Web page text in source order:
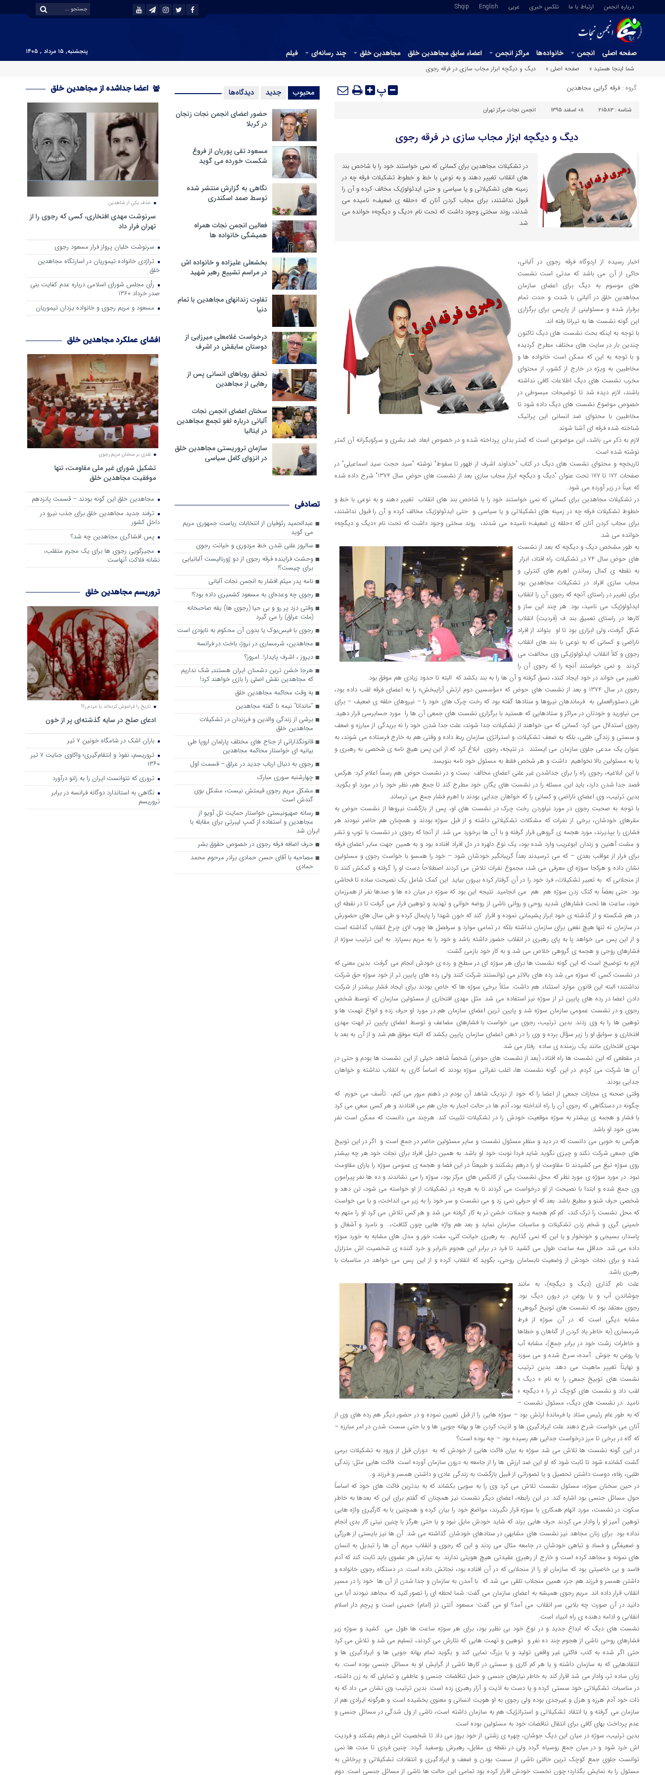
درباره انجمن ارتباط با ما تلکس خبری عربي English
Shqip
صفحه اصلی انجمن خانواده‌ها مراکز انجمن اعضاء سابق مجاهدین خلق مجاهدین خلق چند رسانه‌ای فیلم
پنجشنبه, ۱۵ مرداد , ۱۴۰۵
شما اینجا هستید »
صفحه اصلی » دیگ و دیگچه ابزار مجاب سازی در فرقه رجوی
گروه : فرقه گرایی مجاهدین پ
شناسه : 21583 08 اسفند 1395 انجمن نجات مرکز تهران
دیگ و دیگچه ابزار مجاب سازی در فرقه رجوی
در تشکیلات مجاهدین برای کسانی که نمی خواستند خود را با شاخص بند
های انقلاب تغییر دهند و به نوعی با خط و خطوط تشکیلات فرقه چه در
زمینه های تشکیلاتی و یا سیاسی و حتی ایدئولوژیک مخالف کرده و آن را
قبول نداشتند، برای مجاب کردن آنان که «حلقه ی ضعیف» نامیده می
شدند، روند سختی وجود داشت که تحت نام «دیگ و دیگچه» خوانده می
شد.
اخبار رسیده از اردوگاه فرقه رجوی در آلبانی،
حاکی از آن می باشد که مدتی است نشست
های موسوم به دیگ برای اعضای سازمان
مجاهدین خلق در آلبانی با شدت و حدت تمام
برقرار شده و مسئولینی از پاریس برای برگزاری
این گونه نشست ها به تیرانا رفته اند.
با توجه به اینکه بحث نشست های دیگ تاکنون
چندین بار در سایت های مختلف مطرح گردیده
و با توجه به این که ممکن است خانواده ها و
مخاطبین به ویژه در خارج از کشور، از محتوای
مخرب نشست های دیگ اطلاعات کافی نداشته
باشند، لازم دیده شد تا توضیحات مبسوطی در
خصوص موضوع نشست های دیگ داده شود تا
مخاطبین با محتوای ضد انسانی این پراتیک
شناخته شده فرقه ای آشنا شوند.
لازم به ذکر می باشد، این موضوعی است که کمتر بدان پرداخته شده و در خصوص ابعاد ضد بشری و سرکوبگرانه آن کمتر
نوشته شده است.
تاریخچه و محتوای نشست های دیگ در کتاب "خداوند اشرف از ظهور تا سقوط" نوشته "سید حجت سید اسماعیلی" در
صفحات 172 تا 177 تحت عنوان "دیگ و دیگچه ابزار مجاب سازی بعد از نشست های حوض سال 1374" شرح داده شده
که عیناً در زیر آورده می شود.
در تشکیلات مجاهدین برای کسانی که نمی خواستند خود را با شاخص بند های انقلاب تغییر دهند و به نوعی با خط و
خطوط تشکیلات فرقه چه در زمینه های تشکیلاتی و یا سیاسی و حتی ایدئولوژیک مخالف کرده و آن را قبول نداشتند،
برای مجاب کردن آنان که «حلقه ی ضعیف» نامیده می شدند، روند سختی وجود داشت که تحت نام «دیگ و دیگچه»
خوانده می شد.
به طور مشخص دیگ و دیگچه که بعد از نشست
های حوض سال 74 در تشکیلات راه افتاد، ابزار
به نقطه ی کمال رساندن اهرم های کنترلی و
مجاب سازی افراد در تشکیلات مجاهدین بود
برای تغییر در راستای آنچه که رجوی آن را انقلاب
ایدئولوژیک می نامید، بود. هر چند این ساز و
کارها در راستای تعمیق بند ف (فردیت) انقلاب
شکل گرفت، ولی ابزاری بود تا او بتواند از افراد
ناراضی و کسانی که به نوعی با بند های انقلاب
رجوی و کلاً انقلاب ایدئولوژیکی وی مخالفت می
کردند و نمی خواستند آنچه را که رجوی آن را
تغییر می خواند در خود ایجاد کنند، نسق گرفته و آن ها را به بند بکشد که البته تا حدود زیادی هم موفق بود.
رجوی در سال 1374 و بعد از نشست های حوض که «مؤسسین دوم ارتش آزایبخش» را به اعضای فرقه لقب داده بود،
طی دستورالعملی به فرماندهان نیروها و ستادها گفته بود که رخت چرک های خود را – نیروهای حلقه ی ضعیف – برای
من نیاورید و خودتان در مراکز و ستادهایی که هستید با برگزاری نشست های جمعی آن ها را مورد حسابرسی قرار دهید.
رجوی استدلال می کرد: کسانی که می خواهند از تشکیلات جدا شوند، علت جدا شدن خود را نه بریدگی از مبارزه و ضعف
و سستی و زندگی طلبی، بلکه به ضعف تشکیلات و استراتژی سازمان ربط داده و وقتی هم به خارج فرستاده می شوند، به
عنوان یک مدعی جلوی سازمان می ایستند. در نتیجه، رجوی ابلاغ کرد که از این پس هیچ نامه ی شخصی به رهبری و
یا به مسئولین بالا نخواهیم داشت و هر شخص فقط به مسئول خود نامه بنویسد.
با این ابلاغیه، رجوی راه را برای جداشدن غیر علنی اعضای مخالف بست و در نشست حوض هم رسماً اعلام کرد: هرکس
قصد جدا شدن دارد، باید این مسئله را در نشست های یگان خود مطرح کند تا جمع هم، نظر خود را در مورد او بگوید.
بدین ترتیب، وی اعضای ناراضی و کسانی را که خواهان جدایی بودند با اهرم فشار جمع می ترساند.
با توجه به صحبت رجوی در مورد نیاوردن رخت چرک در نشست های او، پس از بازگشت نیروها از نشست حوض به
مقرهای خودشان، برخی از نفرات که مشکلات تشکیلاتی داشته و از قبل سوژه بودند و همچنان هم حاضر نبودند هر
فشاری را بپذیرند، مورد هجمه ی گروهی قرار گرفته و با آن ها برخورد می شد. از آنجا که رجوی در نشست با توپ و تشر
و مشت آهنین و زندان ابوغریب وارد شده بود، یک نوع دلهره در دل افراد افتاده بود و به همین جهت سایر اعضای فرقه
برای فرار از عواقب بعدی – که می ترسیدند بعداً گریبانگیر خودشان شود – خود را همسو با خواست رجوی و مسئولین
نشان داده و هرکجا سوژه ای معرفی می شد، مجموع نفرات تلاش می کردند اصطلاحاً دست او را گرفته و کمکش کنند تا
از منجلابی که به تعبیر تشکیلات، فرد خود را در آن گرفتار کرده بیرون بیاید. این کمک شامل یک نصیحت ساده تا فحاشی
بود. حتی بعضاً به کتک زدن سوژه هم هم می انجامید. نتیجه این بود که سوژه در میان ده ها و صدها نفر از همرزمان
خود، ساعت ها تحت فشارهای شدید روحی و روانی ناشی از روضه خوانی و تهدید و توهین قرار می گرفت تا در نقطه ای
در هم شکسته و از گذشته ی خود ابراز پشیمانی نموده و اقرار کند که خون شهدا را پایمال کرده و طی سال های حضورش
در سازمان نه تنها هیچ نفعی برای سازمان نداشته بلکه در تمامی موارد و سرفصل ها چوب لای چرخ انقلاب گذاشته است
و از این پس می خواهد پا به پای رهبری در انقلاب حضور داشته باشد و خود را به مریم بسپارد. به این ترتیب سوژه از
فشارهای روحی و هجمه ی گروهی خلاص می شد و به کار خود بازمی گشت.
لازم به توضیح است که این گونه نشست ها برای هر سوژه ای در سطح و رده ی خودش انجام می گرفت. بدین معنی که
در نشست کسی که سوژه می شد رده های بالاتر می توانستند شرکت کنند ولی رده های پایین تر از خود سوژه حق شرکت
نداشتند؛ البته این قانون موارد استثناء هم داشت. مثلاً برخی سوژه ها که خاص بودند برای ایجاد فشار بیشتر از شرکت
دادن اعضا در رده های پایین تر از سوژه نیز استفاده می شد. مثل مهدی افتخاری از مسئولین سازمان که توسط شخص
رجوی و در نشست عمومی سازمان سوژه شد و پایین ترین اعضای سازمان هم در مورد او حرف زده و انواع تهمت ها و
توهین ها را به وی زدند. بدین ترتیب، رجوی می خواست با فشارهای مضاعف و توسط اعضای پایین تر ابهت مهدی
افتخاری و سوابق او را زیر سؤال برده و وی را در ذهن اعضای سازمان پایین بکشد که البته موفق هم شد و از آن به بعد با
مهدی افتخاری مانند یک رزمنده ی ساده رفتار می شد.
در مقطعی که این نشست ها راه افتاد، (بعد از نشست های حوض) شخصاً شاهد خیلی از این نشست ها بودم و حتی در
آن ها شرکت می کردم. در این گونه نشست ها، اغلب نفراتی سوژه بودند که اساساً کاری به انقلاب نداشته و خواهان
جدایی بودند.
وقتی صحنه ی مجازات جمعی از اعضا را که خود از نزدیک شاهد آن بودم در ذهنم مرور می کنم، تأسف می خورم که
چگونه در دستگاهی که رجوی آن را راه انداخته بود، آدم ها در حالت اجبار به جان هم می افتادند و هر کسی سعی می کرد
با فشار و هجمه ی بیشتر به سوژه موقعیت خودش را در تشکیلات تثبیت کند. هرچند می دانست که ممکن است نفر
بعدی خود او باشد.
هرکس به خوبی می دانست که در دید و منظرِ مسئول نشست و سایر مسئولین حاضر در جمع است و اگر در این توبیخ
های جمعی شرکت نکند و چیزی نگوید شاید فردا نوبت خود او باشد. به همین دلیل افراد برای نجات خود هر چه بیشتر
روی سوژه تیغ می کشیدند تا مقاومت او را درهم بشکنند و طبیعتاً در این فضا و هجمه ی عمومی سوژه را یارای مقاومت
نبود. در مورد سوژه ی مورد نظر که محل نشست یکی از کانکس های مرکز بود، سوژه را می نشاندند و ده ها نفر پیرامون
وی جمع شده و ابتدا با نصیحت از او درخواست می کردند تا به هرچه در تشکیلات از او خواسته می شود، تن دهد و
شخصی حرف شنو و مطیع باشد. بعد که او حرفی نمی زد و می نشست و سر خود را به زیر می انداخت، و یا می خواست
که محل نشست را ترک کند، کم کم هجمه و جملات خشن تر به کار گرفته می شد و هر کس تلاش می کرد او را متهم به
خمینی گری و شخم زدن تشکیلات و مناسبات سازمان نماید و بعد هم واژه هایی چون کثافت،… و نامرد و آشغال و
پاسدار، بسیجی و خونخوار و یا این که نمی گذاریم… به رهبری خیانت کنی، مفت خور و مدل های مشابه به خورد سوژه
داده می شد. حداقل سه ساعت طول می کشید تا فرد در برابر این هجوم نابرابر و خرد کننده ی شخصیت اش متزلزل
شده و برای نجات خودش از وضعیت نابسامان روحی، بگوید که انقلاب کرده و از این پس می خواهد در مناسبات با
رهبری باشد.
علت نام گذاری (دیگ و دیگچه)، به مانند
جوشاندن آب و یا روغن در درون دیگ بود.
رجوی معتقد بود که نشست های توبیخ گروهی،
مشابه دیگی است که در آن سوژه از فرط
شرمساری (به خاطر یاد کردن از گناهان و خطاها
و خاطرات زشت خود در برابر جمع)، مشابه آب
یا روغن به جوش آمده، سرخ شده و می سوزد
و نهایتاً تغییر ماهیت می دهد. بدین ترتیب
نشست های توبیخ جمعی را به نام « دیگ »
لقب داد و نشست های کوچک تر را « دیگچه »
نامید. در نشست های دیگ، مسئول نشست –
که به طور عام رئیس ستاد یا فرماندۀ ارتش بود – سوژه هایی را از قبل تعیین نموده و در حضور دیگر هم رده های وی از
آنان می خواست شرح دهند علت ایرادگیری ها و اذیت کردن ها و بهانه جویی ها و یا حتی سست شدن در امر مبارزه –
که گاه در برخی تا مرز درخواست جدایی هم رسیده بود – چه بوده است؟
در این گونه نشست ها تلاش می شد سوژه به بیان فاکت هایی از خودش که به دوران قبل از ورود به تشکیلات برمی
گشت کشانده شود تا ثابت شود که او این ضد ارزش ها را از جامعه به درون سازمان آورده است. فاکت هایی مثل: زندگی
طلبی، رفاه، دوست داشتن تحصیل و یا تصوراتی از قبیل بازگشت به زندگی عادی و داشتن همسر و فرزند و…
در حین سخنان سوژه، مسئول نشست تلاش می کرد وی را به سویی بکشاند که به بدترین فاکت های خود که اساساً
حول مسائل جنسی بود اشاره کند. در این رابطه، اعضای دیگر نشست نیز همچنان که گفتم برای این که بعدها به خاطر
سکوت در نشست، مورد اتهام همکاری با سوژه قرار نگیرند، مواضع خود را بیان کرده و همچنین با به کارگیری واژه هایی
توهین آمیز او را وادار می کردند حرف هایی بزند که شاید خودش مایل نبود و یا حتی هرگز با چنین نیتی کار بدی انجام
نداده بود. برای زنان مجاهد نیز نشست های مشابهی در ستادهای خودشان گذاشته می شد. آن ها نیز بایستی از هرزگی
و ضعیفگی و فساد و تباهی خودشان در جامعه مثال می زدند و این که رجوی و انقلاب مریم آن ها را تبدیل به انسان
های نمونه و مجاهد کرده است و خارج از رهبریِ عقیدتی هیچ هویتی ندارند. به عبارتی هر عضوی باید ثابت کند که آدم
فاسد و بی خاصیتی بود که سازمان او را از منجلابی که در آن افتاده بود، نجاتش داده است. در دستگاه رجوی خانواده و
داشتن همسر و فرزند هم جزء همین منجلاب تلقی می شد که با آمدن به سازمان و جدا شدن از آن ها خود را در مسیر
انقلاب قرار داده اند. مریم رجوی همیشه به اعضای سازمان می گفت: شما لحظه ای را تصور کنید که مجاهد نبودند آیا می
دانید در آن صورت چه بلایی سر انقلاب می آمد؟ او می گفت: مسعود آنتی تز {امام} خمینی است و پرچم دار اسلام
انقلابی و ادامه دهنده ی راه انبیاء است.
نشست های دیگ که ابداع جدید و در نوع خود بی نظیر بود، برای هر سوژه ساعت ها طول می کشید و سوژه زیر
فشارهای روحی ناشی از هجوم چند ده نفر و توهین و تهمت هایی که نثارش می کردند، تسلیم می شد و تلاش می کرد
حتی اگر شده به کذب فاکتی غیر واقعی تولید و یا بزرگ نمایی کند و بگوید تمام بهانه جویی ها و ایرادگیری ها و
انتقادهایی که به سازمان داشته و یا هر کم کاری و سستی در کارها ناشی از گرایش او به مسائل جنسی بوده است. به
زبان ساده تر، وادار می شد اقرار کند به خاطر نیازهای جنسی و حمل تناقضات جنسی و عاطفی و تمایلی که به زن داشته،
در مناسبات تشکیلاتی خود سستی کرده و یا دست به اذیت و آزار رهبری زده است. بدین ترتیب وی نشان می داد که به
ذات خود آدم هرزه و هزل و غیرجدی بوده ولی رجوی به او هویت انسانی و معنوی بخشیده است و هرگونه ایرادی هم از
سازمان می گرفته و یا انتقاد تشکیلاتی و استراتژیک هم به سازمان داشته است، ناشی از ول شدگی در مسائل جنسی و
عدم پرداخت بهای کافی برای انتقال تناقضات خود به مسئولین بوده است.
بدین ترتیب، سوژه در میان این دیگ جوشان، چهره ی زشتی از خود بروز می داد تا شخصیت اش درهم بشکند و فردیت
اش خرد شود و در میان جمع روسیاه گردد ولی در نقطه ی مقابل، رهبرش روسفید گردد. چنین فردی تا مدت ها نمی
توانست جلوی جمع کوچک ترین حالتی ناشی از سست بودن و ضعف و ایرادگیری و انتقادات تشکیلاتی و پرخاش به
مسئول را به نمایش بگذارد؛ چون نخست خودش اقرار کرده بود تمامی این حالت ها ناشی از مسائل جنسی است. دوم
محبوب جدید دیدگاه‌ها
حضور اعضای انجمن نجات زنجان
در کربلا
مسعود تقی پوریان از فروغ
شکست خورده می گوید
نگاهی به گزارش منتشر شده
توسط صمد اسکندری
فعالین انجمن نجات همراه
همیشگی خانواده ها
بخشعلی علیزاده و خانواده اش
در مراسم تشییع رهبر شهید
تفاوت زندانهای مجاهدین با تمام
دنیا
درخواست غلامعلی میرزایی از
دوستان سابقش در اشرف
تحقق رویاهای انسانی پس از
رهایی از مجاهدین
سخنان اعضای انجمن نجات
آلبانی درباره لغو تجمع مجاهدین
در ایتالیا
سازمان تروریستی مجاهدین خلق
در انزوای کامل سیاسی
تصادفی
عبدالحمید رئوفیان از انتخابات ریاست جمهوری مریم
می گوید
سالروز علنی شدن خط مزدوری و خیانت رجوی
وحشت فزاینده فرقه رجوی از دو ژورنالیست آلبانیایی
برای چیست؟!
نامه پدر میثم افشار به انجمن نجات آلبانی
رجوی چه وعده‌ای به مسعود کشمیری داده بود؟!
وقتی دزد پر رو و بی حیا (رجوی ها) یقه صاحبخانه
(ملت عراق) را می گیرد
رجوی با فیس‌بوک یا بدون آن محکوم به نابودی است
مجاهدین، شرم‎ساری در نروژ، باخت در فرانسه
ديروز ، اشرف پايدار!…امروز؟
هرجا خشن ترین دشمنان ایران هستند٬ شک نداریم
که مجاهدین نقش اصلی را بازی خواهند کرد!
به وقت محاکمه مجاهدین خلق
“ماندانا” نیمه نا گفته مجاهدین
برشی از زندگی والدین و فرزندان در تشکیلات
مجاهدین خلق
قانونگذارانی از جناح های مختلف پارلمان اروپا طی
بیانیه ای خواستار محاکمه مجاهدین
رجوی به دنبال ارباب جدید در عراق – قسمت اول
چهارشنبه سوری مبارک
مشکل مریم رجوی قیمتش نیست، مشکل بوی
گندش است
رسانه صهیونیستی خواستار حمایت تل آویو از
مجاهدین و استفاده از کمپ لیبرتی برای مقابله با
ایران شد
حرف اضافه فرقه رجوی در خصوص حقوق بشر
مصاحبه با آقای حسن حمادی برادر مرحوم محمد
حمادی
اعضا جداشده از مجاهدین خلق
حذف یکی از شاهدین
سرنوشت مهدی افتخاری، کسی که رجوی را از
تهران فرار داد
سرنوشت خلبان پرواز فرار مسعود رجوی
تراژدی خانواده تیموریان در اسارتگاه مجاهدین
خلق
رأی مجلس شورای اسلامی درباره عدم كفایت بنی
صدر خرداد 1360
مسعود و مریم رجوی و خانواده یزدان تیموریان
افشای عملکرد مجاهدین خلق
نقدی بر سخنان مریم رجوی
تشکیل شورای غیر ملی مقاومت، تنها
موفقیت مجاهدین خلق
مجاهدین خلق این گونه بودند – قسمت پانزدهم
ترفند جدید مجاهدین خلق برای جذب نیرو در
داخل کشور
پس افشاگری مجاهدین چه شد؟
مجیزگویی رجوی ها برای یک مجرم متقلب،
نشانه فلاکت آنهاست
تروریسم مجاهدین خلق
تاریخ را فراموش کرده‌اند یا مردم را؟
ادعای صلح در سایه گذشته‌ای پر از خون
باران اشک در شامگاه خونین 7 تیر
تروریسم، نفوذ و انتقام‌گیری؛ واکاوی جنایت ۷ تیر
۱۳۶۰
تروری که نتوانست ایران را به زانو درآورد
نگاهی به استاندارد دوگانه فرانسه در برابر
تروریسم